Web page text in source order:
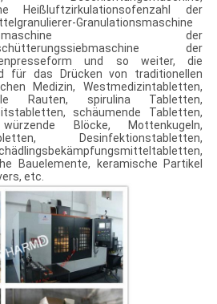
Heißluftzirkulationsofenzahl der
Granulationsmaschine
der
der
und so weiter, die
für das Drücken von traditionellen
Medizin, Westmedizintabletten,
Rauten, spirulina Tabletten,
schäumende Tabletten,
Blöcke, Mottenkugeln,
Desinfektionstabletten,
Bauelemente, keramische Partikel
etc.